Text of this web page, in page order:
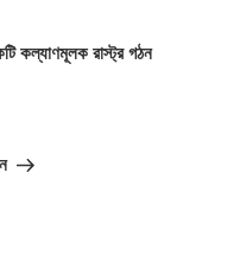
কল্যাণমূলক রাস্ট্র গঠন